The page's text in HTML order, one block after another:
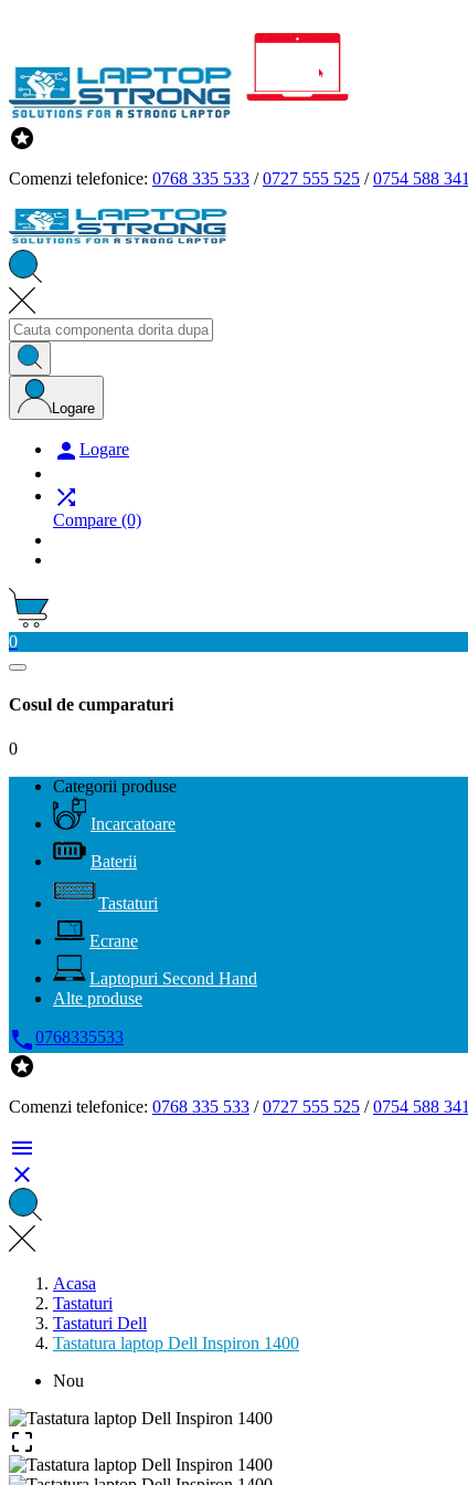

Comenzi telefonice: 0768 335 533 /0727 555 525 /0754 588 341
Logare
 Logare

Compare (0)
0
Cosul de cumparaturi
0
Categorii produse
Incarcatoare
Baterii
Tastaturi
Ecrane
Laptopuri Second Hand
Alte produse
0768335533

Comenzi telefonice: 0768 335 533 /0727 555 525 /0754 588 341


Acasa
Tastaturi
Tastaturi Dell
Tastatura laptop Dell Inspiron 1400
Nou
